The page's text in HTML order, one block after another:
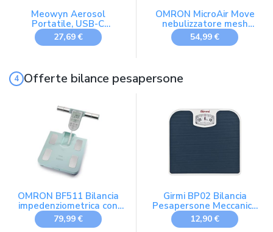
Meowyn Aerosol
Portatile, USB-C
Ricaricabile Ultrasuoni
Macchina Aerosol per
Atomizzazione Efficiente
Aerosol per uso
27,69 €
OMRON MicroAir Move
nebulizzatore mesh
silenzioso adulti/bambini
54,99 €
Offerte bilance pesapersone
OMRON BF511 Bilancia
impedenziometrica con
misurazione a 8 sensori
79,99 €
Girmi BP02 Bilancia
Pesapersone Meccanica
Analogica, 1 Kg/130 Kg,
Quadrante grande,
12,90 €